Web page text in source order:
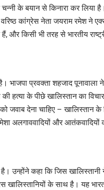
चन्नी के बयान से किनारा कर लिया
वरिष्ठ कांग्रेस नेता जयराम रमेश ने
और किसी भी तरह से भारतीय
भाजपा प्रवक्ता शहजाद पूनावाला
हत्या के पीछे खालिस्तान का
जवाब देना चाहिए – खालिस्तान के
अलगाववादियों और
उन्होंने कहा कि जिस खालिस्तानी
खालिस्तानियों के साथ है। यह